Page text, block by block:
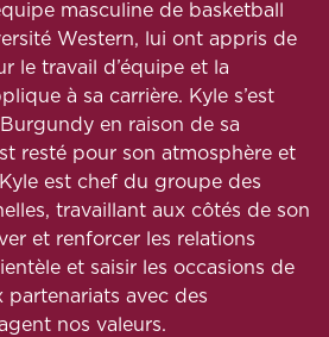
masculine de basketball
Western, lui ont appris de
le travail d’équipe et la
à sa carrière. Kyle s’est
en raison de sa
resté pour son atmosphère et
est chef du groupe des
travaillant aux côtés de son
et renforcer les relations
et saisir les occasions de
avec des
nos valeurs.